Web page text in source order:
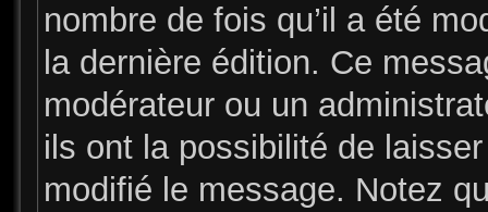
nombre de fois qu’il a été
la dernière édition. Ce
modérateur ou un
ils ont la possibilité de
modifié le message. Notez